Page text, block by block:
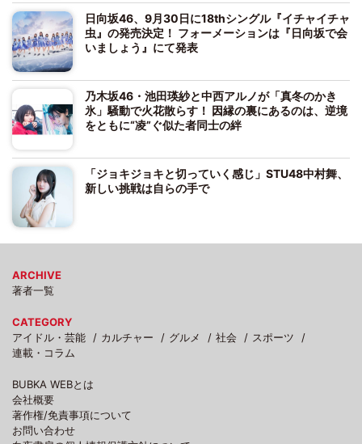
日向坂46、9月30日に18thシングル『イチャイチャ
虫』の発売決定！ フォーメーションは『日向坂で会
いましょう』にて発表
乃木坂46・池田瑛紗と中西アルノが「真冬のかき
氷」騒動で火花散らす！ 因縁の裏にあるのは、逆境
をともに“凌”ぐ似た者同士の絆
「ジョキジョキと切っていく感じ」STU48中村舞、
新しい挑戦は自らの手で
ARCHIVE
著者一覧
CATEGORY
アイドル・芸能
カルチャー グルメ 社会
スポーツ
連載・コラム
BUBKA WEBとは
会社概要
著作権/免責事項について
お問い合わせ